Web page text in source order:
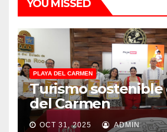
YOU MISSED
PLAYA DEL CARMEN
Turismo sostenible
del Carmen
OCT 31, 2025 ADMIN